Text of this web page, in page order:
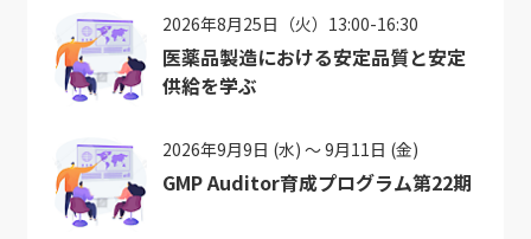
2026年8月25日（火）13:00-16:30
医薬品製造における安定品質と安定
供給を学ぶ
2026年9月9日 (水) ～ 9月11日 (金)
GMP Auditor育成プログラム第22期